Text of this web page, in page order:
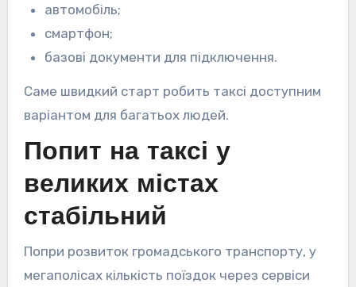
автомобіль;
смартфон;
базові документи для підключення.
Саме швидкий старт робить таксі доступним
варіантом для багатьох людей.
Попит на таксі у
великих містах
стабільний
Попри розвиток громадського транспорту, у
мегаполісах кількість поїздок через сервіси